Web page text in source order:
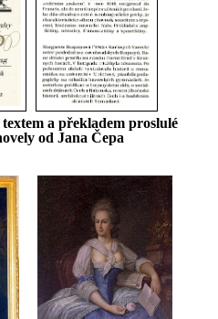
a překladem proslulé
od Jana Čepa